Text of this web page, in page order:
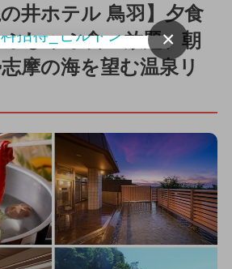
の井ホテル 鳥羽】夕食
しゃぶ食べ放題、朝
摩の海を望む温泉リ
×